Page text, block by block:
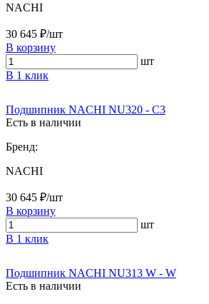
NACHI
30 645 ₽/шт
В корзину
шт
В 1 клик
Подшипник NACHI NU320 - C3
Есть в наличии
Бренд:
NACHI
30 645 ₽/шт
В корзину
шт
В 1 клик
Подшипник NACHI NU313 W - W
Есть в наличии